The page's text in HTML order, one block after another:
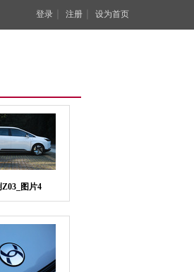
登录 注册 设为首页
Z03_图片4